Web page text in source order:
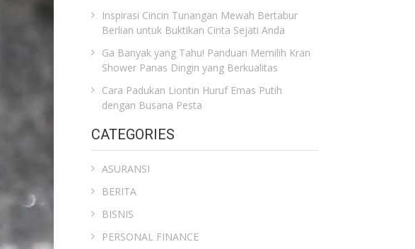
Inspirasi Cincin Tunangan Mewah Bertabur
Berlian untuk Buktikan Cinta Sejati Anda
Ga Banyak yang Tahu! Panduan Memilih Kran
Shower Panas Dingin yang Berkualitas
Cara Padukan Liontin Huruf Emas Putih
dengan Busana Pesta
CATEGORIES
ASURANSI
BERITA
BISNIS
PERSONAL FINANCE